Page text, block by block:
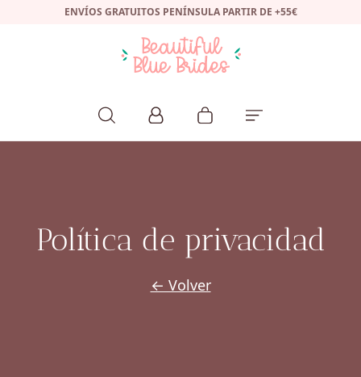
ENVÍOS GRATUITOS PENÍNSULA PARTIR DE +55€
Política de privacidad
← Volver